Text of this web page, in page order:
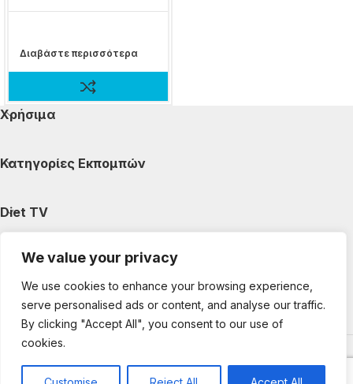
We value your privacy
We use cookies to enhance your browsing experience,
serve personalised ads or content, and analyse our traffic.
By clicking "Accept All", you consent to our use of
cookies.
Διαβάστε περισσότερα
Χρήσιμα
Κατηγορίες Εκπομπών
Diet TV
Κατηγορίες Άρθρων
Ακολουθήστε μας
Copyright © 2025 DietTV. All Rights Reserved.
development by web-idea.gr